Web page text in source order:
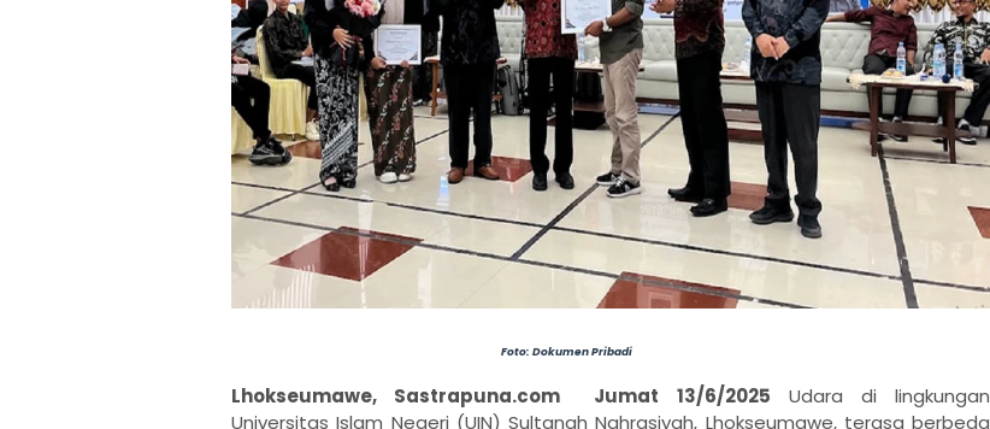
Foto: Dokumen Pribadi
Lhokseumawe, Sastrapuna.com Jumat 13/6/2025 Udara di lingkungan
Universitas Islam Negeri (UIN) Sultanah Nahrasiyah, Lhokseumawe, terasa berbeda